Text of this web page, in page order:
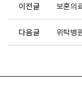
이전글 보훈의
다음글 위탁병